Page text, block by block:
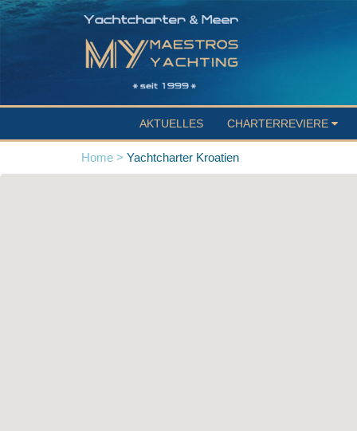
AKTUELLES CHARTERREVIERE
Home > Yachtcharter Kroatien